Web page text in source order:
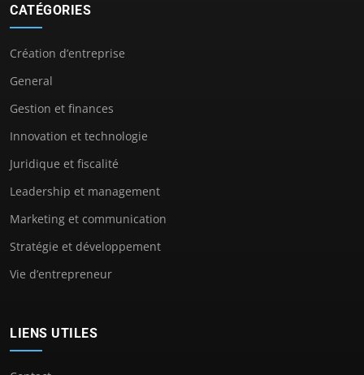
CATÉGORIES
Création d’entreprise
General
Gestion et finances
Innovation et technologie
Juridique et fiscalité
Leadership et management
Marketing et communication
Stratégie et développement
Vie d’entrepreneur
LIENS UTILES